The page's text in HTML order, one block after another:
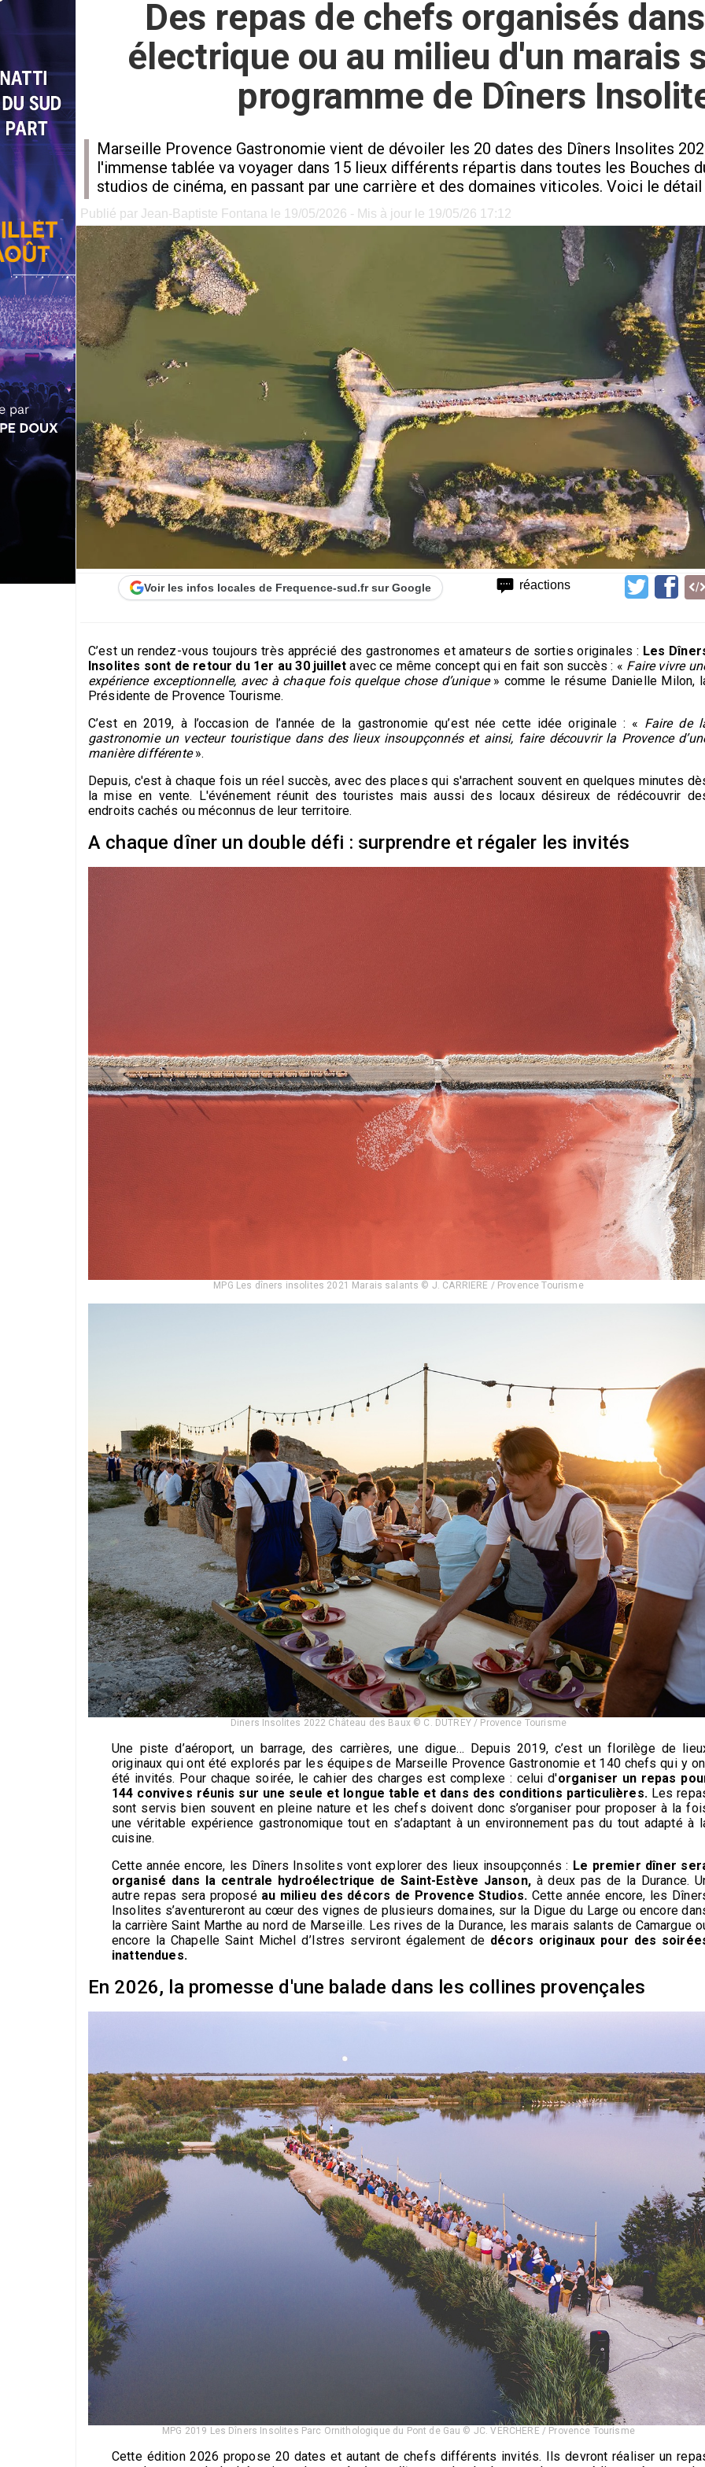
Des repas de chefs organisés
électrique ou au milieu d'un marais
programme de Dîners
Marseille Provence Gastronomie vient de dévoiler les 20 dates des Dîners Insolites
l'immense tablée va voyager dans 15 lieux différents répartis dans toutes les Bouches
studios de cinéma, en passant par une carrière et des domaines viticoles. Voici le
Publié par Jean-Baptiste Fontana le 19/05/2026 - Mis à jour le 19/05/26 17:12
réactions
Voir les infos locales de Frequence-sud.fr sur Google
C’est un rendez-vous toujours très apprécié des gastronomes et amateurs de sorties originales : Les
Insolites sont de retour du 1er au 30 juillet avec ce même concept qui en fait son succès : « Faire vivre
expérience exceptionnelle, avec à chaque fois quelque chose d’unique» comme le résume Danielle Milon,
Présidente de Provence Tourisme.
C’est en 2019, à l’occasion de l’année de la gastronomie qu’est née cette idée originale : « Faire de
gastronomie un vecteur touristique dans des lieux insoupçonnés et ainsi, faire découvrir la Provence
manière différente».
Depuis, c'est à chaque fois un réel succès, avec des places qui s'arrachent souvent en quelques minutes
la mise en vente. L'événement réunit des touristes mais aussi des locaux désireux de rédécouvrir
endroits cachés ou méconnus de leur territoire.
A chaque dîner un double défi : surprendre et régaler les invités
MPG Les dîners insolites 2021 Marais salants © J. CARRIERE / Provence Tourisme
Diners Insolites 2022 Château des Baux © C. DUTREY / Provence Tourisme
Une piste d’aéroport, un barrage, des carrières, une digue… Depuis 2019, c’est un florilège de
originaux qui ont été explorés par les équipes de Marseille Provence Gastronomie et 140 chefs qui y
été invités. Pour chaque soirée, le cahier des charges est complexe : celui d'organiser un repas
144 convives réunis sur une seule et longue table et dans des conditions particulières.Les
sont servis bien souvent en pleine nature et les chefs doivent donc s’organiser pour proposer à la
une véritable expérience gastronomique tout en s’adaptant à un environnement pas du tout adapté à
cuisine.
Cette année encore, les Dîners Insolites vont explorer des lieux insoupçonnés : Le premier dîner
organisé dans la centrale hydroélectrique de Saint-Estève Janson,à deux pas de la Durance.
autre repas sera proposéau milieu des décors de Provence Studios. Cette année encore, les
Insolites s’aventureront au cœur des vignes de plusieurs domaines, sur la Digue du Large ou encore
la carrière Saint Marthe au nord de Marseille. Les rives de la Durance, les marais salants de Camargue
encore la Chapelle Saint Michel d’Istres serviront également de décors originaux pour des
inattendues.
En 2026, la promesse d'une balade dans les collines provençales
MPG 2019 Les Dîners Insolites Parc Ornithologique du Pont de Gau © JC. VERCHERE / Provence Tourisme
Cette édition 2026 propose 20 dates et autant de chefs différents invités. Ils devront réaliser un